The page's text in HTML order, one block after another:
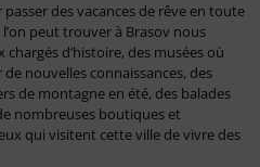
des vacances de rêve en toute
peut trouver à Brasov nous
d’histoire, des musées où
nouvelles connaissances, des
de montagne en été, des balades
nombreuses boutiques et
qui visitent cette ville de vivre des